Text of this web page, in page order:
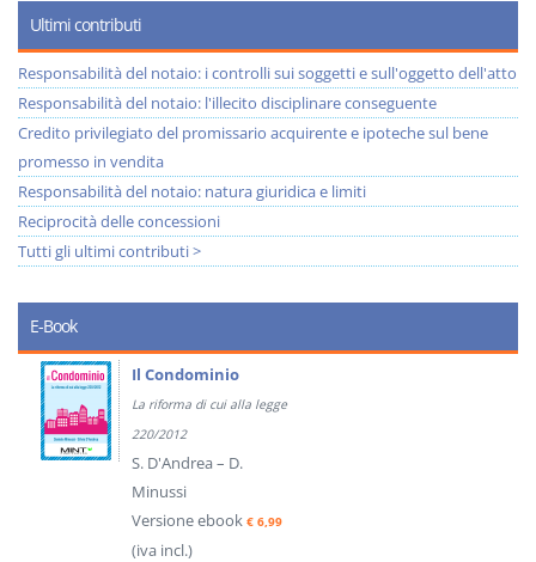
Ultimi contributi
Responsabilità del notaio: i controlli sui soggetti e sull'oggetto dell'atto
Responsabilità del notaio: l'illecito disciplinare conseguente
Credito privilegiato del promissario acquirente e ipoteche sul bene
promesso in vendita
Responsabilità del notaio: natura giuridica e limiti
Reciprocità delle concessioni
Tutti gli ultimi contributi >
E-Book
Il Condominio
La riforma di cui alla legge
220/2012
S. D'Andrea – D.
Minussi
Versione ebook € 6,99
(iva incl.)